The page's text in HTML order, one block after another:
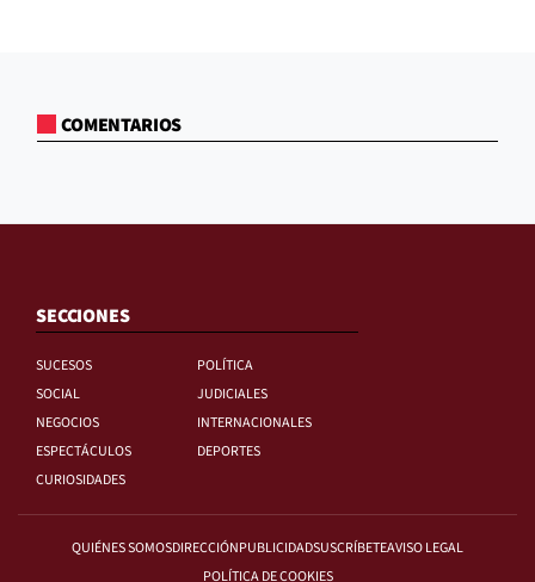
COMENTARIOS
SECCIONES
SUCESOS
POLÍTICA
SOCIAL
JUDICIALES
NEGOCIOS
INTERNACIONALES
ESPECTÁCULOS
DEPORTES
CURIOSIDADES
QUIÉNES SOMOSDIRECCIÓNPUBLICIDADSUSCRÍBETEAVISO LEGAL
POLÍTICA DE COOKIES